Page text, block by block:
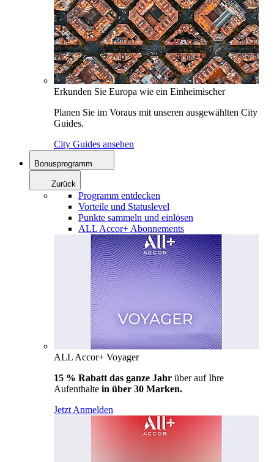
Erkunden Sie Europa wie ein Einheimischer
Planen Sie im Voraus mit unseren ausgewählten City
Guides.
City Guides ansehen
Bonusprogramm
Zurück
Programm entdecken
Vorteile und Statuslevel
Punkte sammeln und einlösen
ALL Accor+ Abonnements
ALL Accor+ Voyager
15 % Rabatt das ganze Jahr über auf Ihre
Aufenthalte in über 30 Marken.
Jetzt Anmelden